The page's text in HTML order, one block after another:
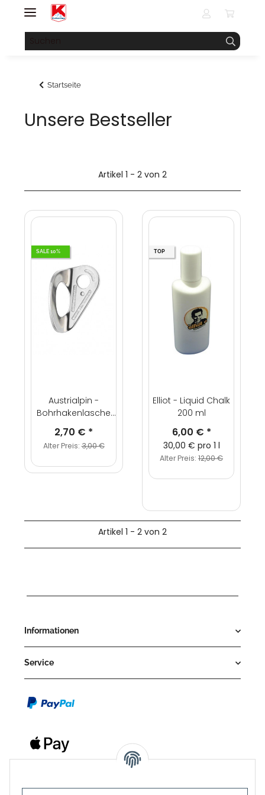
Startseite
Unsere Bestseller
Artikel 1 - 2 von 2
SALE 10%
Austrialpin -
Bohrhakenlasche
"Edelstahl 10mm |
A4 | 316L" M10
2,70 € *
Alter Preis:3,00 €
TOP
Elliot - Liquid Chalk
200 ml
6,00 € *
30,00 € pro 1 l
Alter Preis: 12,00 €
Artikel 1 - 2 von 2
Informationen
Service